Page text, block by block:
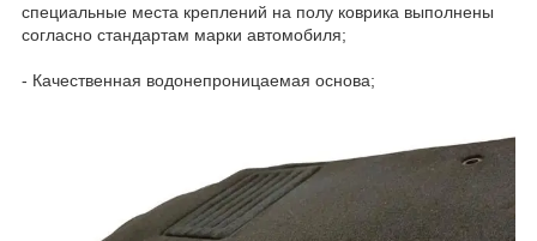
специальные места креплений на полу коврика выполнены
согласно стандартам марки автомобиля;
- Качественная водонепроницаемая основа;